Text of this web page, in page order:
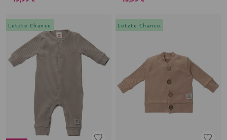
Letzte Chance Letzte Chance